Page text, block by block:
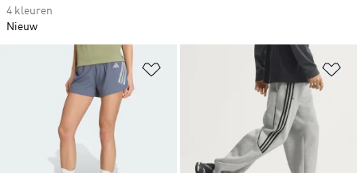
4 kleuren
Nieuw
Op verlanglijst zetten